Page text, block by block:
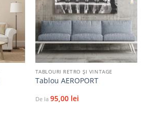
Adaugă
la
favorite
Adaugă
favorite
TABLOURI RETRO ȘI VINTAGE
Tablou AEROPORT
De la 95,00 lei